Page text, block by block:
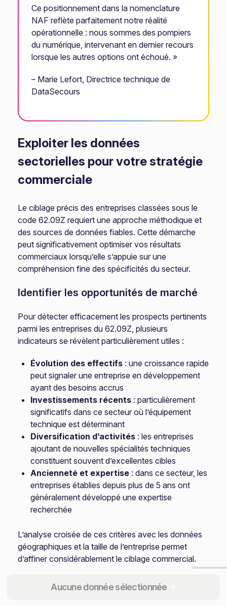
Aucune donnée sélectionnée
Ce positionnement dans la nomenclature
NAF reflète parfaitement notre réalité
opérationnelle : nous sommes des pompiers
du numérique, intervenant en dernier recours
lorsque les autres options ont échoué. »
– Marie Lefort, Directrice technique de
DataSecours
Exploiter les données
sectorielles pour votre stratégie
commerciale
Le ciblage précis des entreprises classées sous le
code 62.09Z requiert une approche méthodique et
des sources de données fiables. Cette démarche
peut significativement optimiser vos résultats
commerciaux lorsqu’elle s’appuie sur une
compréhension fine des spécificités du secteur.
Identifier les opportunités de marché
Pour détecter efficacement les prospects pertinents
parmi les entreprises du 62.09Z, plusieurs
indicateurs se révèlent particulièrement utiles :
Évolution des effectifs : une croissance rapide
peut signaler une entreprise en développement
ayant des besoins accrus
Investissements récents : particulièrement
significatifs dans ce secteur où l’équipement
technique est déterminant
Diversification d’activités : les entreprises
ajoutant de nouvelles spécialités techniques
constituent souvent d’excellentes cibles
Ancienneté et expertise : dans ce secteur, les
entreprises établies depuis plus de 5 ans ont
généralement développé une expertise
recherchée
L’analyse croisée de ces critères avec les données
géographiques et la taille de l’entreprise permet
d’affiner considérablement le ciblage commercial.
Optimiser votre approche avec les